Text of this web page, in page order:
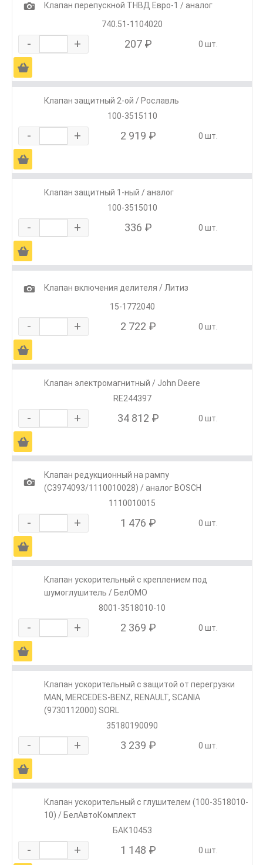
1
Клапан перепускной ТНВД Евро-1 / аналог
740.51-1104020
- + 207 ₽ 0 шт.
Ä
Клапан защитный 2-ой / Рославль
100-3515110
- + 2 919 ₽ 0 шт.
Ä
Клапан защитный 1-ный / аналог
100-3515010
- + 336 ₽ 0 шт.
Ä
1
Клапан включения делителя / Литиз
15-1772040
- + 2 722 ₽ 0 шт.
Ä
Клапан электромагнитный / John Deere
RE244397
- + 34 812 ₽ 0 шт.
Ä
1
Клапан редукционный на рампу
(C3974093/1110010028) / аналог BOSCH
1110010015
- + 1 476 ₽ 0 шт.
Ä
Клапан ускорительный с креплением под
шумоглушитель / БелОМО
8001-3518010-10
- + 2 369 ₽ 0 шт.
Ä
Клапан ускорительный с защитой от перегрузки
MAN, MERCEDES-BENZ, RENAULT, SCANIA
(9730112000) SORL
35180190090
- + 3 239 ₽ 0 шт.
Ä
Клапан ускорительный с глушителем (100-3518010-
10) / БелАвтоКомплект
БАК10453
- + 1 148 ₽ 0 шт.